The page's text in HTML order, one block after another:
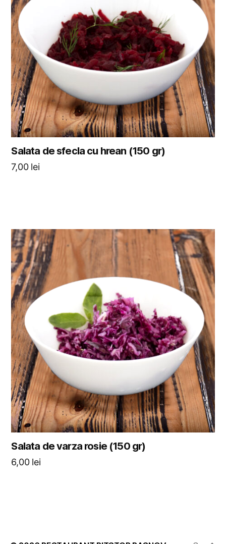
Salata de sfecla cu hrean (150 gr)
7,00 lei
Salata de varza rosie (150 gr)
6,00 lei